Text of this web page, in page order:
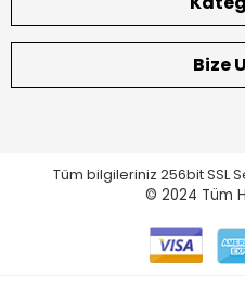
Bize
Tüm bilgileriniz 256bit SSL
© 2024 Tüm